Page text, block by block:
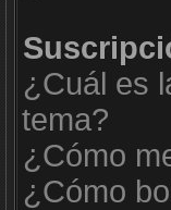
¿Cuál es
tema?
¿Cómo
¿Cómo